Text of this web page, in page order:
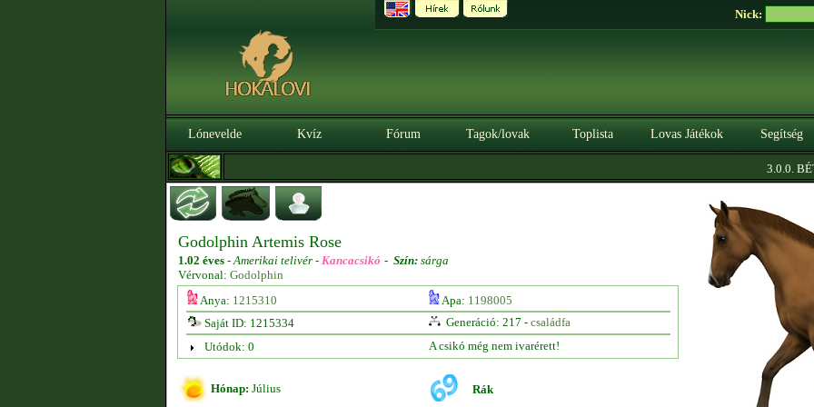
Nick:
Lónevelde Kvíz Fórum Tagok/lovak Toplista Lovas Játékok Segítség
3.0.0. BÉTA
Godolphin Artemis Rose
1.02 éves -Amerikai telivér - Kancacsikó - Szín: sárga
Vérvonal: Godolphin
Anya: 1215310 Apa: 1198005
Saját ID: 1215334
Generáció: 217 - családfa
Utódok: 0
A csikó még nem ivarérett!
Hónap: Július Rák